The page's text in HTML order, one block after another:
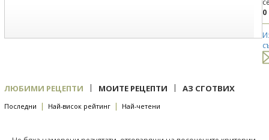
0
ЛЮБИМИ РЕЦЕПТИ | МОИТЕ РЕЦЕПТИ | АЗ СГОТВИХ
Последни | Най-висок рейтинг | Най-четени